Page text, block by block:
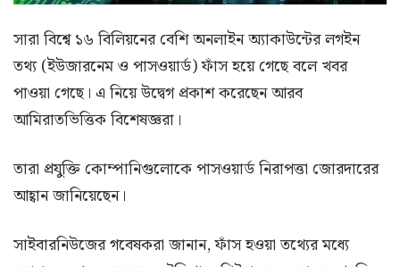
সারা বিশ্বে ১৬ বিলিয়নের বেশি অনলাইন অ্যাকাউন্টের লগইন
তথ্য (ইউজারনেম ও পাসওয়ার্ড) ফাঁস হয়ে গেছে বলে খবর
পাওয়া গেছে। এ নিয়ে উদ্বেগ প্রকাশ করেছেন আরব
আমিরাতভিত্তিক বিশেষজ্ঞরা।
তারা প্রযুক্তি কোম্পানিগুলোকে পাসওয়ার্ড নিরাপত্তা জোরদারের
আহ্বান জানিয়েছেন।
সাইবারনিউজের গবেষকরা জানান, ফাঁস হওয়া তথ্যের মধ্যে